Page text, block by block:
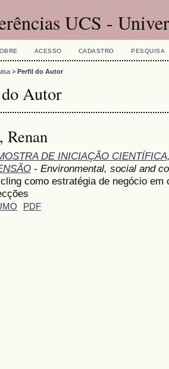
UCS -
ACESSO CADASTRO PESQUISA
> Perfil do Autor
Autor
Renan
DE INICIAÇÃO
- Environmental, social and
como estratégia de negócio
PDF